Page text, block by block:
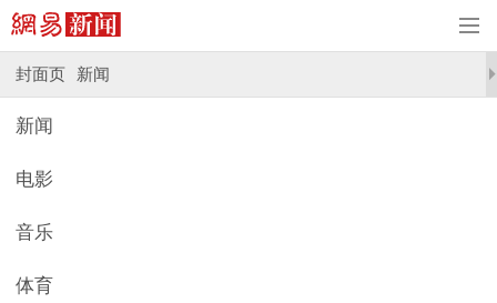
封面页 新闻
新闻
电影
音乐
体育